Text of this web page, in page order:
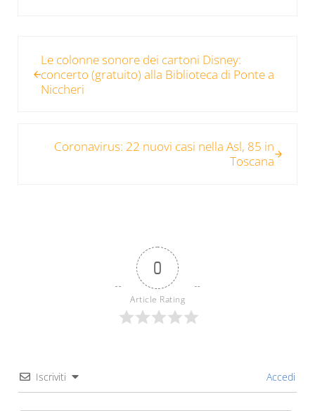
Le colonne sonore dei cartoni Disney:
concerto (gratuito) alla Biblioteca di Ponte a
Niccheri
Coronavirus: 22 nuovi casi nella Asl, 85 in
Toscana
0
Article Rating
Iscriviti Accedi